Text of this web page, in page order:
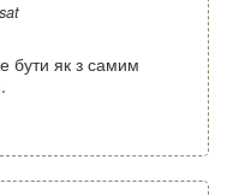
бути як з самим